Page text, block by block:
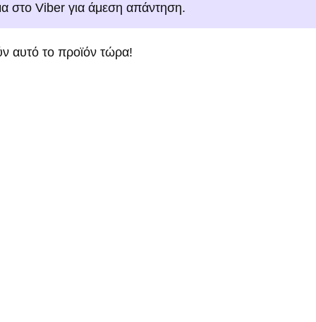
στο Viber για άμεση απάντηση.
αυτό το προϊόν τώρα!